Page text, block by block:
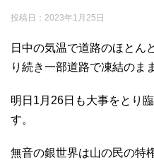
投稿日： 2023年1月25日
日中の気温で道路のほとん
り続き一部道路で凍結のま
明日1月26日も大事をとり
す。
無音の銀世界は山の民の特